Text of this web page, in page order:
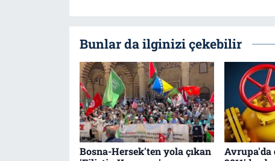
Bunlar da ilginizi çekebilir
Bosna-Hersek'ten yola çıkan
Avrupa'da